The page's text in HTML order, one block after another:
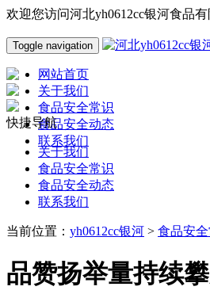
欢迎您访问河北yh0612cc银河食品
Toggle navigation
网站首页
关于我们
食品安全常识
食品安全动态
联系我们
快捷导航
关于我们
食品安全常识
食品安全动态
联系我们
当前位置： yh0612cc银河 > 食品安
品赞扬举量持续